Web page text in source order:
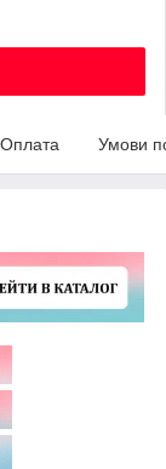
Оплата Умови